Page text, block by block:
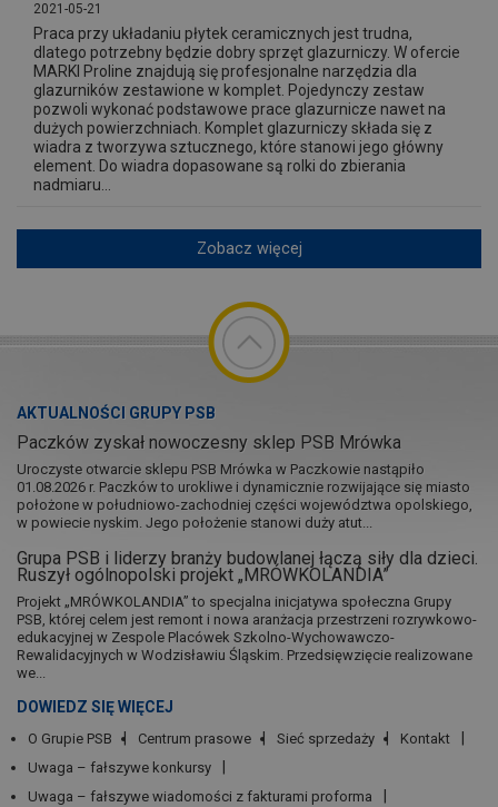
2021-05-21
Praca przy układaniu płytek ceramicznych jest trudna,
dlatego potrzebny będzie dobry sprzęt glazurniczy. W ofercie
MARKI Proline znajdują się profesjonalne narzędzia dla
glazurników zestawione w komplet. Pojedynczy zestaw
pozwoli wykonać podstawowe prace glazurnicze nawet na
dużych powierzchniach. Komplet glazurniczy składa się z
wiadra z tworzywa sztucznego, które stanowi jego główny
element. Do wiadra dopasowane są rolki do zbierania
nadmiaru...
Zobacz więcej
AKTUALNOŚCI GRUPY PSB
Paczków zyskał nowoczesny sklep PSB Mrówka
Uroczyste otwarcie sklepu PSB Mrówka w Paczkowie nastąpiło
01.08.2026 r. Paczków to urokliwe i dynamicznie rozwijające się miasto
położone w południowo-zachodniej części województwa opolskiego,
w powiecie nyskim. Jego położenie stanowi duży atut...
Grupa PSB i liderzy branży budowlanej łączą siły dla dzieci.
Ruszył ogólnopolski projekt „MRÓWKOLANDIA”
Projekt „MRÓWKOLANDIA” to specjalna inicjatywa społeczna Grupy
PSB, której celem jest remont i nowa aranżacja przestrzeni rozrywkowo-
edukacyjnej w Zespole Placówek Szkolno-Wychowawczo-
Rewalidacyjnych w Wodzisławiu Śląskim. Przedsięwzięcie realizowane
we...
DOWIEDZ SIĘ WIĘCEJ
O Grupie PSB Centrum prasowe Sieć sprzedaży
Kontakt
Uwaga – fałszywe konkursy
Uwaga – fałszywe wiadomości z fakturami proforma